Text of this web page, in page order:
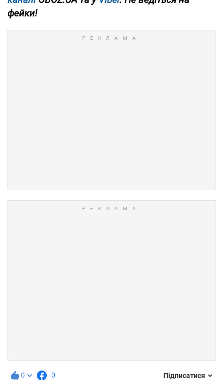
фейки!
0 0 Підписатися